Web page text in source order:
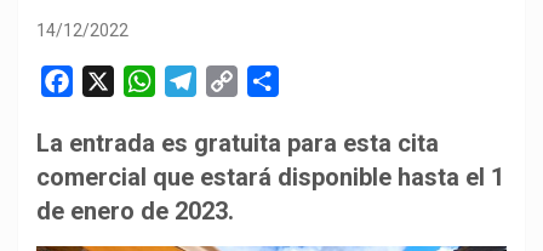
14/12/2022
c
e
b
W
a
t
s
l
e
g
p
y
m
p
La entrada es gratuita para esta cita
comercial que estará disponible hasta el 1
de enero de 2023.